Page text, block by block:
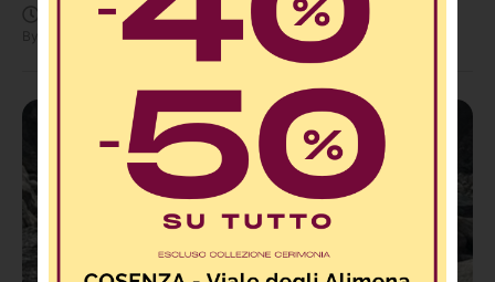
Agosto 7, 2:20 PM